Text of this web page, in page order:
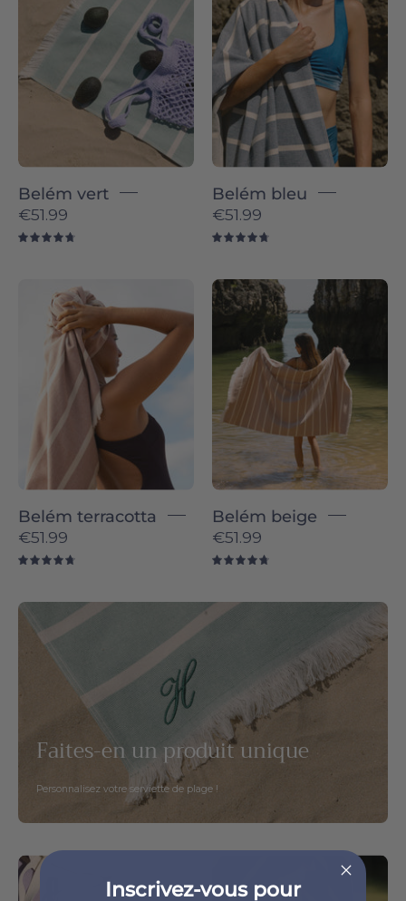
-
Torres
Novas
Belém vert
€51.99
-
Torres
Novas
Belém bleu
€51.99
Belém
-
Torres
Novas
Belém terracotta
€51.99
Belém
individual
-
Torres
Novas
Belém beige
€51.99
Faites-
en
Faites-en un produit unique
Personnalisez votre serviette de plage !
individual
Belém
individual
Inscrivez-vous pour